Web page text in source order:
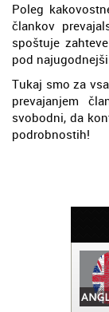
Poleg
člankov
spoštuje
pod
Tukaj smo za
prevajanjem
svobodni, da
podrobnostih!